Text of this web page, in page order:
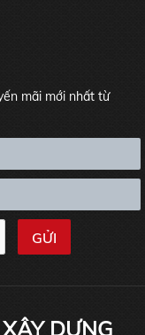
mãi mới nhất từ
DỰNG